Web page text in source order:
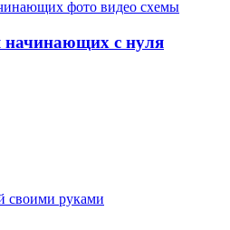
начинающих с нуля